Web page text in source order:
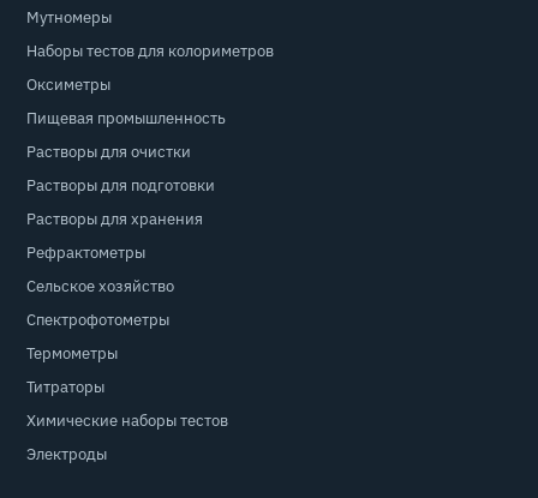
Мутномеры
Наборы тестов для колориметров
Оксиметры
Пищевая промышленность
Растворы для очистки
Растворы для подготовки
Растворы для хранения
Рефрактометры
Сельское хозяйство
Спектрофотометры
Термометры
Титраторы
Химические наборы тестов
Электроды